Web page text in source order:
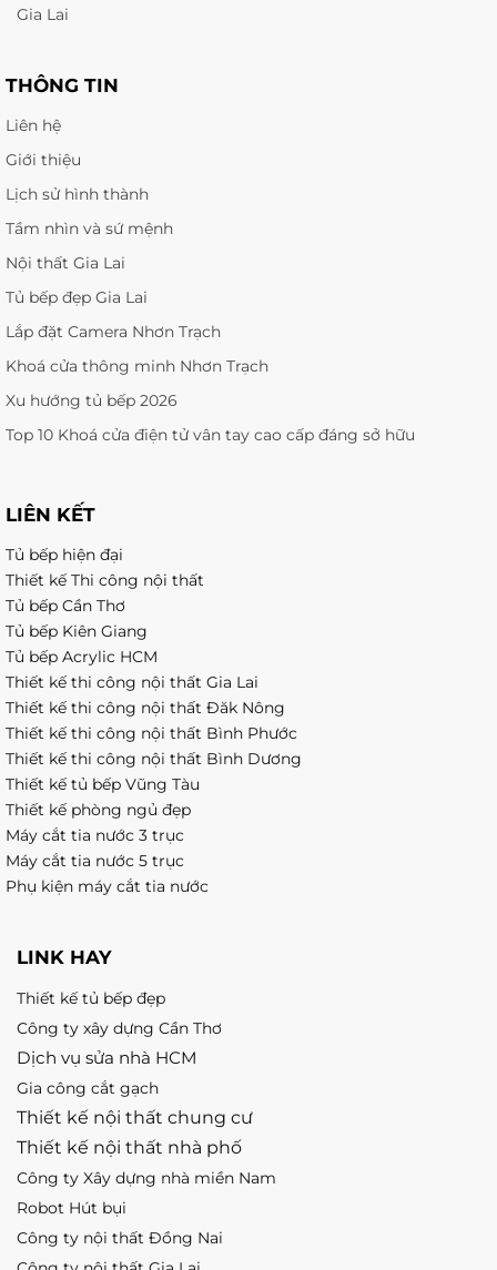
Gia Lai
THÔNG TIN
Liên hệ
Giới thiệu
Lịch sử hình thành
Tầm nhìn và sứ mệnh
Nội thất Gia Lai
Tủ bếp đẹp Gia Lai
Lắp đặt Camera Nhơn Trạch
Khoá cửa thông minh Nhơn Trạch
Xu hướng tủ bếp 2026
Top 10 Khoá cửa điện tử vân tay cao cấp đáng sở hữu
LIÊN KẾT
Tủ bếp hiện đại
Thiết kế Thi công nội thất
Tủ bếp Cần Thơ
Tủ bếp Kiên Giang
Tủ bếp Acrylic HCM
Thiết kế thi công nội thất Gia Lai
Thiết kế thi công nội thất Đăk Nông
Thiết kế thi công nội thất Bình Phước
Thiết kế thi công nội thất Bình Dương
Thiết kế tủ bếp Vũng Tàu
Thiết kế phòng ngủ đẹp
Máy cắt tia nước 3 trục
Máy cắt tia nước 5 trục
Phụ kiện máy cắt tia nước
LINK HAY
Thiết kế tủ bếp đẹp
Công ty xây dựng Cần Thơ
Dịch vụ sửa nhà HCM
Gia công cắt gạch
Thiết kế nội thất chung cư
Thiết kế nội thất nhà phố
Công ty Xây dựng nhà miền Nam
Robot Hút bụi
Công ty nội thất Đồng Nai